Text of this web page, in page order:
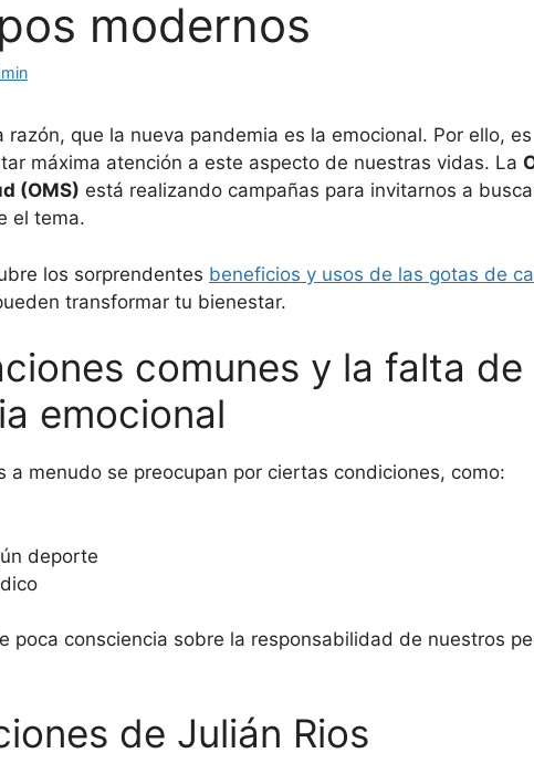
modernos
razón, que la nueva pandemia es la emocional. Por ello, es
máxima atención a este aspecto de nuestras vidas. La
(OMS) está realizando campañas para invitarnos a
el tema.
los sorprendentes beneficios y usos de las gotas de
transformar tu bienestar.
comunes y la falta de
emocional
a menudo se preocupan por ciertas condiciones, como:
deporte
poca consciencia sobre la responsabilidad de nuestros
de Julián Rios